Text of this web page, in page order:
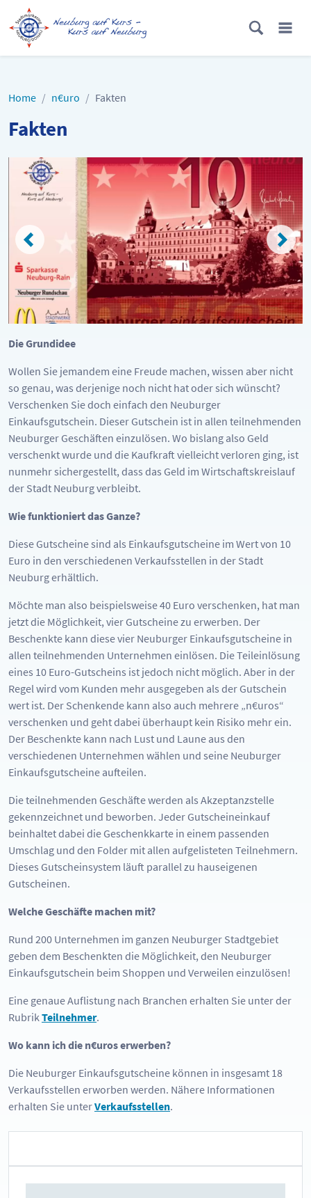
Home n€uro Fakten
Fakten
Die Grundidee
Wollen Sie jemandem eine Freude machen, wissen aber nicht
so genau, was derjenige noch nicht hat oder sich wünscht?
Verschenken Sie doch einfach den Neuburger
Einkaufsgutschein. Dieser Gutschein ist in allen teilnehmenden
Neuburger Geschäften einzulösen. Wo bislang also Geld
verschenkt wurde und die Kaufkraft vielleicht verloren ging, ist
nunmehr sichergestellt, dass das Geld im Wirtschaftskreislauf
der Stadt Neuburg verbleibt.
Wie funktioniert das Ganze?
Diese Gutscheine sind als Einkaufsgutscheine im Wert von 10
Euro in den verschiedenen Verkaufsstellen in der Stadt
Neuburg erhältlich.
Möchte man also beispielsweise 40 Euro verschenken, hat man
jetzt die Möglichkeit, vier Gutscheine zu erwerben. Der
Beschenkte kann diese vier Neuburger Einkaufsgutscheine in
allen teilnehmenden Unternehmen einlösen. Die Teileinlösung
eines 10 Euro-Gutscheins ist jedoch nicht möglich. Aber in der
Regel wird vom Kunden mehr ausgegeben als der Gutschein
wert ist. Der Schenkende kann also auch mehrere „n€uros“
verschenken und geht dabei überhaupt kein Risiko mehr ein.
Der Beschenkte kann nach Lust und Laune aus den
verschiedenen Unternehmen wählen und seine Neuburger
Einkaufsgutscheine aufteilen.
Die teilnehmenden Geschäfte werden als Akzeptanzstelle
gekennzeichnet und beworben. Jeder Gutscheineinkauf
beinhaltet dabei die Geschenkkarte in einem passenden
Umschlag und den Folder mit allen aufgelisteten Teilnehmern.
Dieses Gutscheinsystem läuft parallel zu hauseigenen
Gutscheinen.
Welche Geschäfte machen mit?
Rund 200 Unternehmen im ganzen Neuburger Stadtgebiet
geben dem Beschenkten die Möglichkeit, den Neuburger
Einkaufsgutschein beim Shoppen und Verweilen einzulösen!
Eine genaue Auflistung nach Branchen erhalten Sie unter der
Rubrik Teilnehmer.
Wo kann ich die n€uros erwerben?
Die Neuburger Einkaufsgutscheine können in insgesamt 18
Verkaufsstellen erworben werden. Nähere Informationen
erhalten Sie unterVerkaufsstellen.